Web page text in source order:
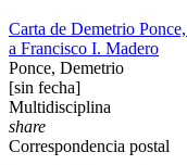
Carta de Demetrio
a Francisco I. Madero
Ponce, Demetrio
[sin fecha]
Multidisciplina
share
Correspondencia postal